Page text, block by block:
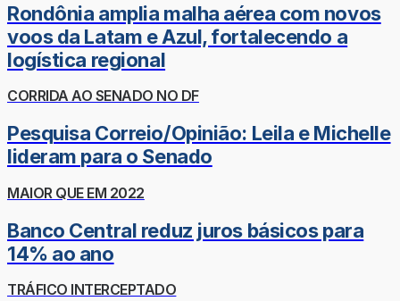
Rondônia amplia malha aérea com novos
voos da Latam e Azul, fortalecendo a
logística regional
CORRIDA AO SENADO NO DF
Pesquisa Correio/Opinião: Leila e Michelle
lideram para o Senado
MAIOR QUE EM 2022
Banco Central reduz juros básicos para
14% ao ano
TRÁFICO INTERCEPTADO